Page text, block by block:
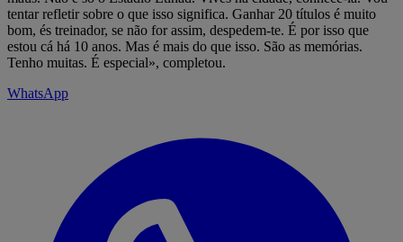
tentar refletir sobre o que isso significa. Ganhar 20 títulos é muito
bom, és treinador, se não for assim, despedem-te. É por isso que
estou cá há 10 anos. Mas é mais do que isso. São as memórias.
Tenho muitas. É especial», completou.
WhatsApp